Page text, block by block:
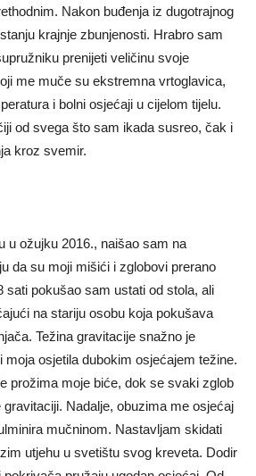
Nakon buđenja iz dugotrajnog
krajnje zbunjenosti. Hrabro sam
prenijeti veličinu svoje
me muče su ekstremna vrtoglavica,
i bolni osjećaji u cijelom tijelu.
od svega što sam ikada susreo, čak i
kroz svemir.
u ožujku 2016., naišao sam na
da su moji mišići i zglobovi prerano
sati pokušao sam ustati od stola, ali
na stariju osobu koja pokušava
Težina gravitacije snažno je
moja osjetila dubokim osjećajem težine.
prožima moje biće, dok se svaki zglob
Nadalje, obuzima me osjećaj
mučninom. Nastavljam skidati
utjehu u svetištu svog kreveta. Dodir